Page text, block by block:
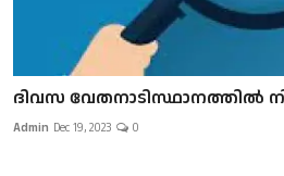
ദിവസ വേതനാടിസ്ഥാനത്തിൽ
Admin Dec 19, 2023 0